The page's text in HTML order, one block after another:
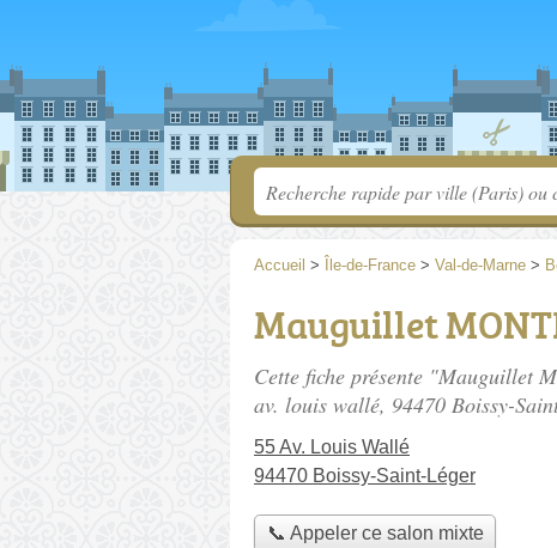
Accueil > Île-de-France > Val-de-Marne >
Mauguillet
Cette fiche présente "Mauguillet
av. louis wallé, 94470 Boissy-
55 Av. Louis Wallé
94470 Boissy-Saint-Léger
📞 Appeler ce salon mixte